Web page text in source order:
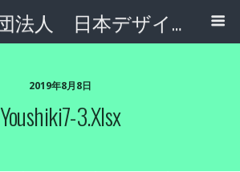
公益財団法人 日本デザインナンバー財団
2019年8月8日
Youshiki7-3.xlsx